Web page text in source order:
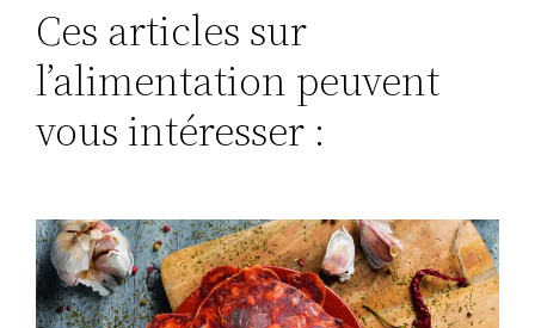
Ces articles sur
l’alimentation peuvent
vous intéresser :